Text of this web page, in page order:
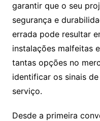
garantir que o seu
segurança e
errada pode resultar
instalações malfeitas
tantas opções no
identificar os sinais
serviço.
Desde a primeira